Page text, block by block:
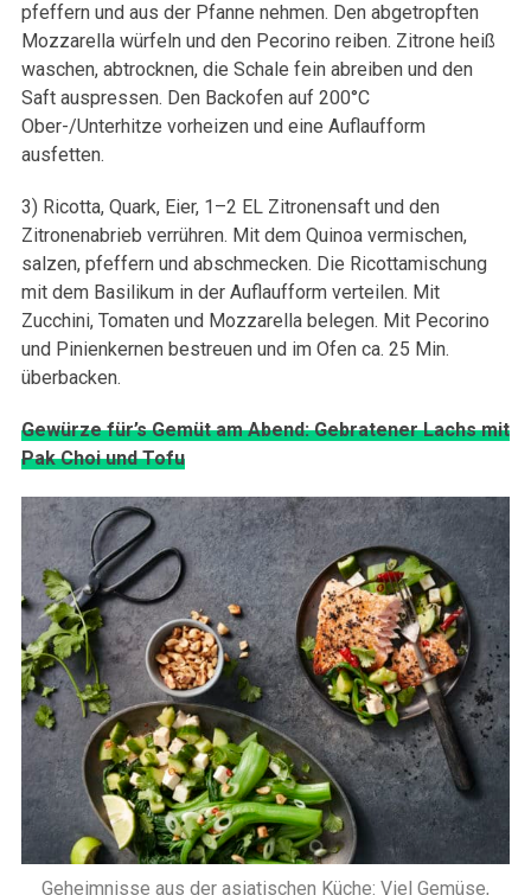
pfeffern und aus der Pfanne nehmen. Den abgetropften
Mozzarella würfeln und den Pecorino reiben. Zitrone heiß
waschen, abtrocknen, die Schale fein abreiben und den
Saft auspressen. Den Backofen auf 200°C
Ober-/Unterhitze vorheizen und eine Auflaufform
ausfetten.
3) Ricotta, Quark, Eier, 1–2 EL Zitronensaft und den
Zitronenabrieb verrühren. Mit dem Quinoa vermischen,
salzen, pfeffern und abschmecken. Die Ricottamischung
mit dem Basilikum in der Auflaufform verteilen. Mit
Zucchini, Tomaten und Mozzarella belegen. Mit Pecorino
und Pinienkernen bestreuen und im Ofen ca. 25 Min.
überbacken.
Gewürze für’s Gemüt am Abend: Gebratener Lachs mit
Pak Choi und Tofu
Geheimnisse aus der asiatischen Küche: Viel Gemüse,